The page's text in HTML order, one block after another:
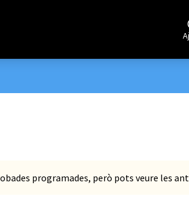
programades, però pots veure les